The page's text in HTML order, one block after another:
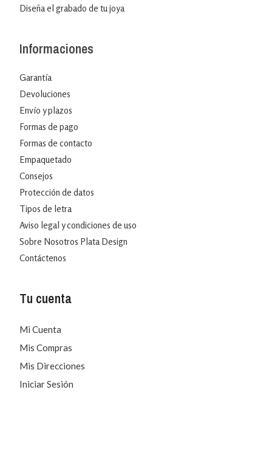
Diseña el grabado de tu joya
Informaciones
Garantía
Devoluciones
Envío y plazos
Formas de pago
Formas de contacto
Empaquetado
Consejos
Protección de datos
Tipos de letra
Aviso legal y condiciones de uso
Sobre Nosotros Plata Design
Contáctenos
Tu cuenta
Mi Cuenta
Mis Compras
Mis Direcciones
Iniciar Sesión